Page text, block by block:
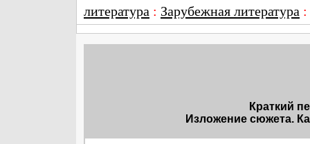
литература : Зарубежная литература
Краткий
Изложение сюжета.